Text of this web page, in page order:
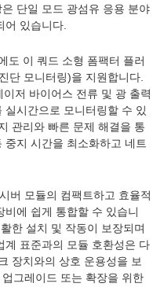
단일 모드 광섬유 응용 분야
어 있습니다.
도 이 쿼드 소형 폼팩터 플러
단 모니터링)을 지원합니다.
저 바이어스 전류 및 광 출력
시간으로 모니터링할 수 있
관리와 빠른 문제 해결을 통
지 시간을 최소화하고 네트
버 모듈의 컴팩트하고 효율적
에 쉽게 통합할 수 있습니
한 설치 및 작동이 보장되며
계 표준과의 모듈 호환성은 다
장치와의 상호 운용성을 보
그레이드 또는 확장을 위한